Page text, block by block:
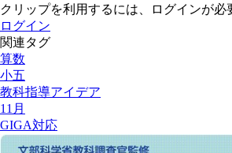
クリップを利用するには、ログインが必
ログイン
関連タグ
算数
小五
教科指導アイデア
11月
GIGA対応